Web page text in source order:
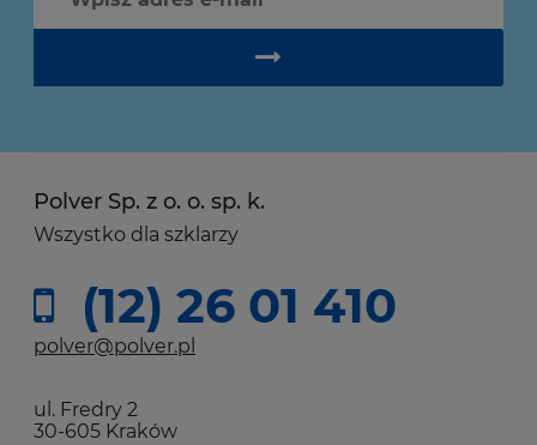
Polver Sp. z o. o. sp. k.
Wszystko dla szklarzy
(12) 26 01 410
polver@polver.pl
ul. Fredry 2
30-605 Kraków